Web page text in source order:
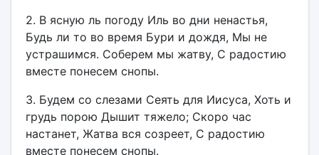
2. В ясную ль погоду Иль во дни ненастья,
Будь ли то во время Бури и дождя, Мы не
устрашимся. Соберем мы жатву, С радостию
вместе понесем снопы.
3. Будем со слезами Сеять для Иисуса, Хоть и
грудь порою Дышит тяжело; Скоро час
настанет, Жатва вся созреет, С радостию
вместе понесем снопы.